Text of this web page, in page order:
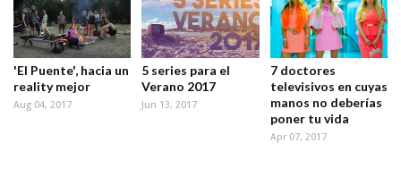
'El Puente', hacia un
reality mejor
Aug 04, 2017
5 series para el
Verano 2017
Jun 13, 2017
7 doctores
televisivos en cuyas
manos no deberías
poner tu vida
Apr 07, 2017